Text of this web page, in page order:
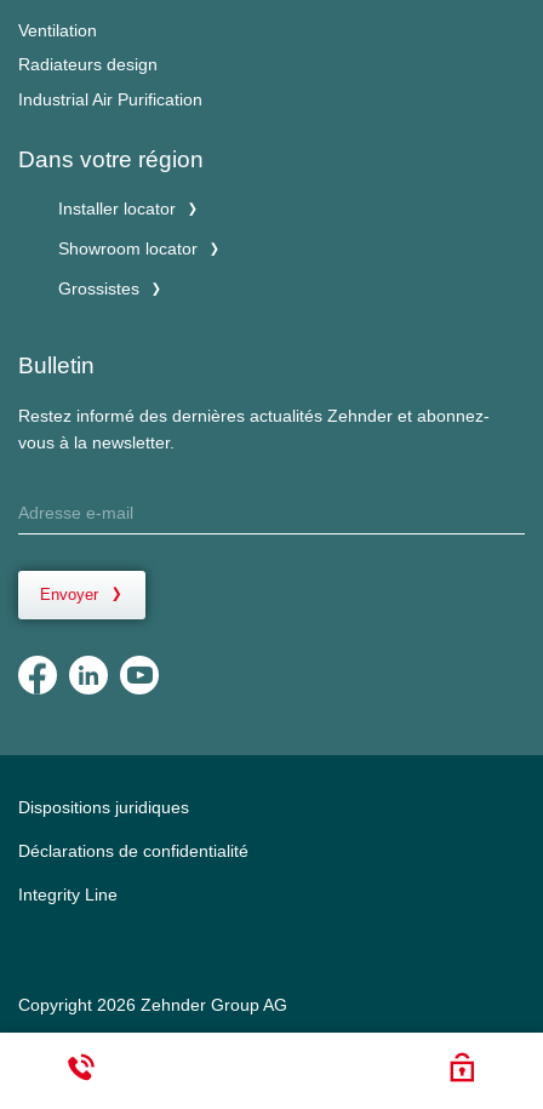
Ventilation
Radiateurs design
Industrial Air Purification
Dans votre région
Installer locator
Showroom locator
Grossistes
Bulletin
Restez informé des dernières actualités Zehnder et abonnez-
vous à la newsletter.
Envoyer
Copyright 2026 Zehnder Group AG
Dispositions juridiques
Déclarations de confidentialité
Integrity Line